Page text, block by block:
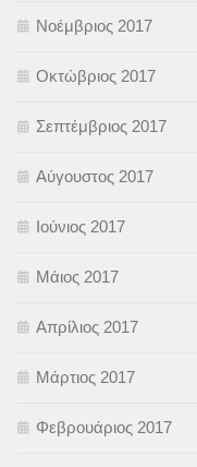
Νοέμβριος 2017
Οκτώβριος 2017
Σεπτέμβριος 2017
Αύγουστος 2017
Ιούνιος 2017
Μάιος 2017
Απρίλιος 2017
Μάρτιος 2017
Φεβρουάριος 2017